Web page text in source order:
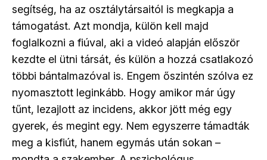
segítség, ha az osztálytársaitól is megkapja a
támogatást. Azt mondja, külön kell majd
foglalkozni a fiúval, aki a videó alapján először
kezdte el ütni társát, és külön a hozzá csatlakozó
többi bántalmazóval is. Engem őszintén szólva ez
nyomasztott leginkább. Hogy amikor már úgy
tűnt, lezajlott az incidens, akkor jött még egy
gyerek, és megint egy. Nem egyszerre támadták
meg a kisfiút, hanem egymás után sokan –